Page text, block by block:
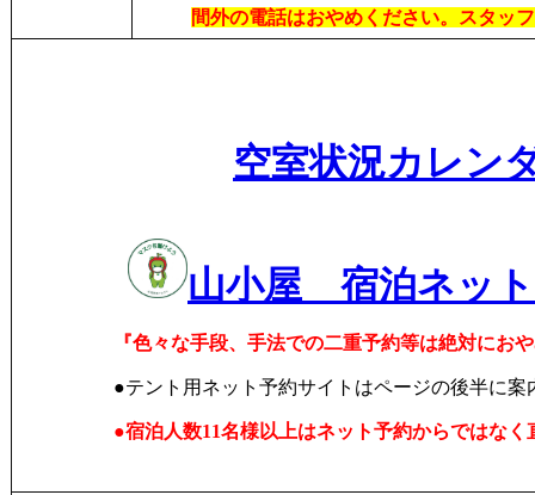
間外の電話はおやめください。スタッ
空室状況カレン
山小屋 宿泊ネッ
『色々な手段、手法での二重予約等は絶対にお
●テント用ネット予約サイトはページの後半に案
●宿泊人数11名様以上はネット予約からではなく